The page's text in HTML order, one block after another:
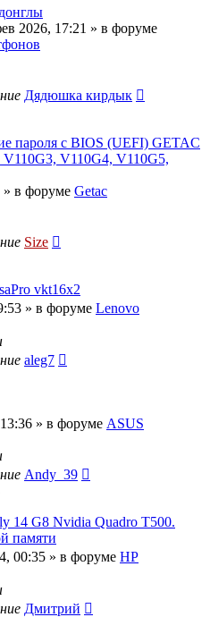
2026, 17:21 » в форуме
Дядюшка кирдык
пароля с BIOS (UEFI) GETAC
V110G4, V110G5,
» в форуме Getac
Size
vkt16x2
» в форуме Lenovo
aleg7
» в форуме ASUS
Andy_39
14 G8 Nvidia Quadro T500.
памяти
00:35 » в форуме HP
Дмитрий